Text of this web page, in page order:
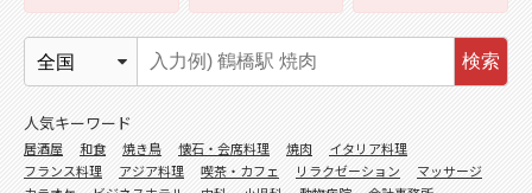
検索
人気キーワード
居酒屋 和食 焼き鳥 懐石・会席料理 焼肉
イタリア料理
フランス料理
アジア料理 喫茶・カフェ リラクゼーション
マッサージ